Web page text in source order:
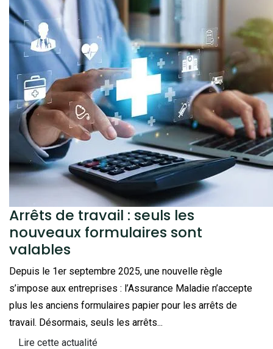
Arrêts de travail : seuls les
nouveaux formulaires sont
valables
Depuis le 1er septembre 2025, une nouvelle règle
s’impose aux entreprises : l’Assurance Maladie n’accepte
plus les anciens formulaires papier pour les arrêts de
travail. Désormais, seuls les arrêts...
Lire cette actualité